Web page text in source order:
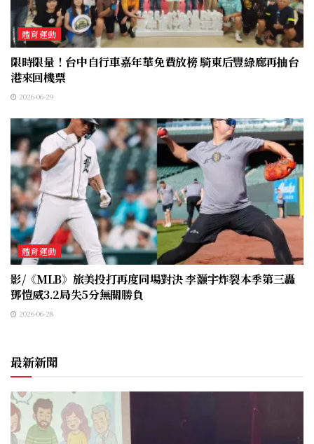
體育運動
限時限量！台中自行車嘉年華免費放榜 騎東后豐綠廊再抽台
港來回機票
2026-06-29
體育運動
影/《MLB》旅美投打再度同場對決 李灝宇炸裂本季第三轟
鄧愷威3.2局失5分無關勝負
2026-06-28
最新新聞